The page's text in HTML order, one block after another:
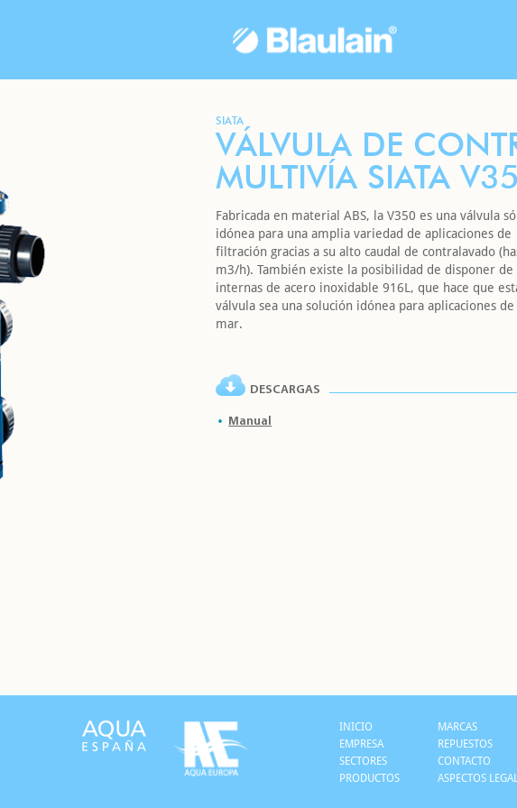
SIATA
VÁLVULA DE
MULTIVÍA SIATA
Fabricada en material ABS, la V350 es una válvula
idónea para una amplia variedad de aplicaciones de
filtración gracias a su alto caudal de contralavado
m3/h). También existe la posibilidad de disponer de
internas de acero inoxidable 916L, que hace que
válvula sea una solución idónea para aplicaciones de
mar.
DESCARGAS
Manual
INICIO
EMPRESA
SECTORES
PRODUCTOS
MARCAS
REPUESTOS
CONTACTO
ASPECTOS